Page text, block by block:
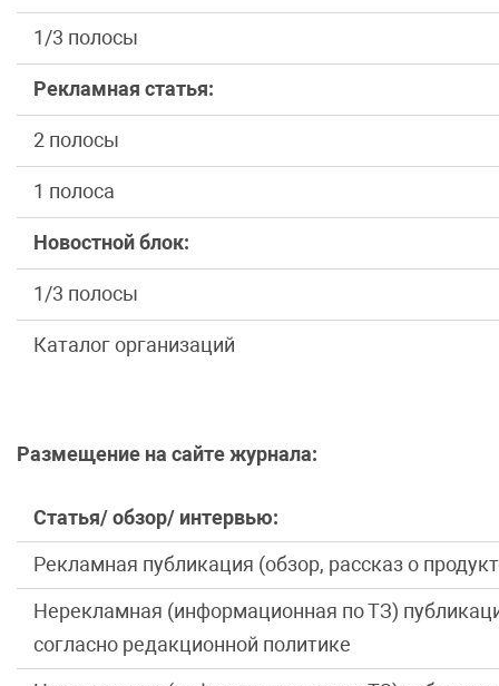
1/3 полосы
Рекламная статья:
2 полосы
1 полоса
Новостной блок:
1/3 полосы
Каталог организаций
Размещение на сайте журнала:
Статья/ обзор/ интервью:
Рекламная публикация (обзор, рассказ о
Нерекламная (информационная по ТЗ)
согласно редакционной политике